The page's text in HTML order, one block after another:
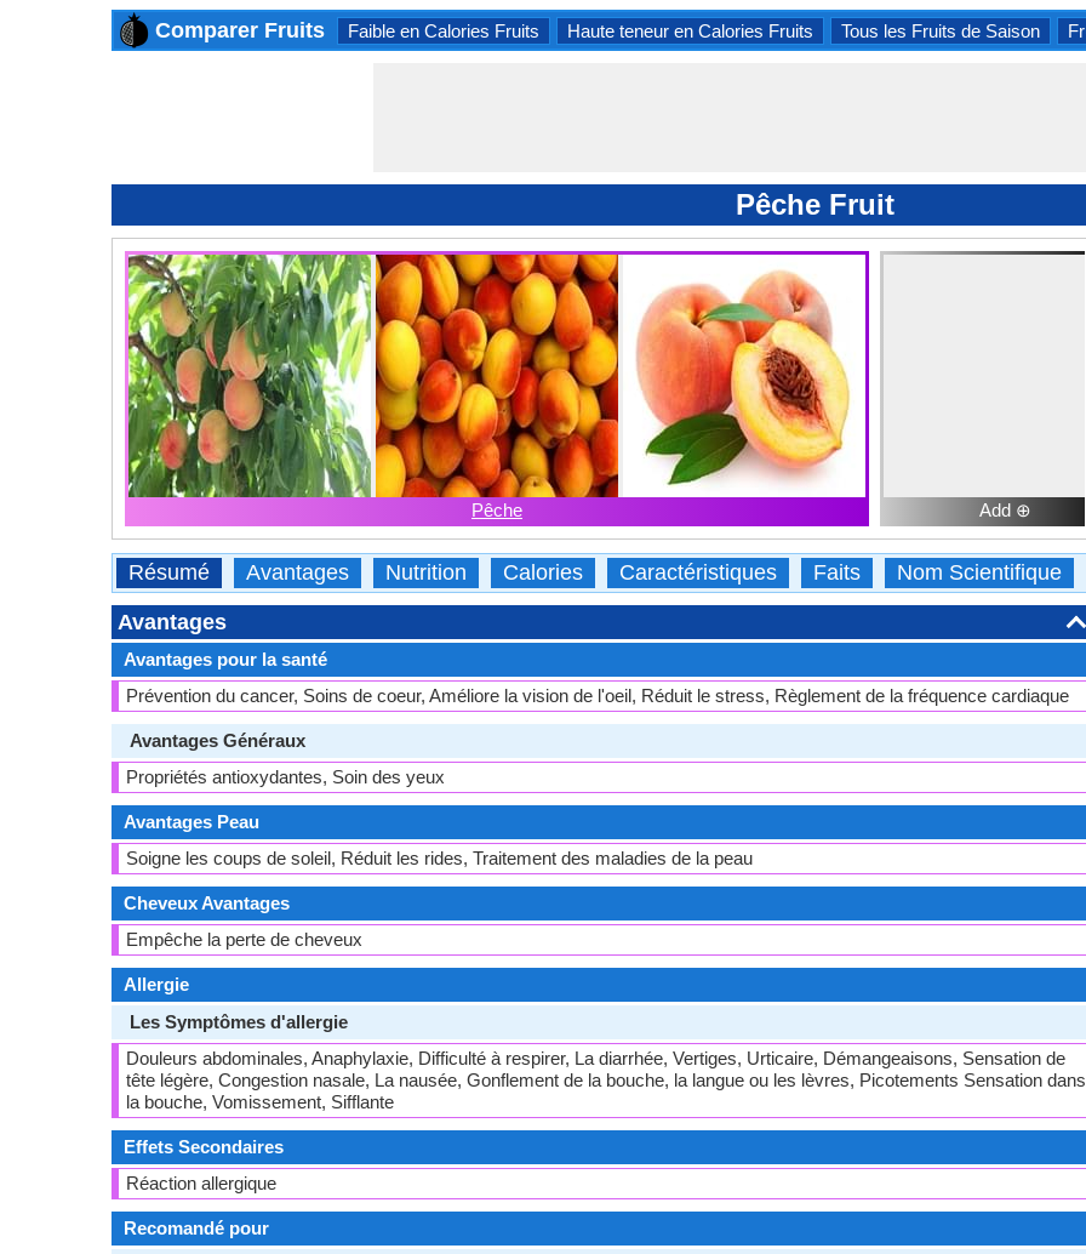
Comparer Fruits Faible en Calories Fruits Haute teneur en Calories Fruits Tous les Fruits de Saison
Pêche Fruit
Pêche Add ⊕
Résumé Avantages Nutrition Calories Caractéristiques Faits Nom Scientifique
Avantages
Avantages pour la santé
Prévention du cancer, Soins de coeur, Améliore la vision de l'oeil, Réduit le stress, Règlement de la fréquence cardiaque
Avantages Généraux
Propriétés antioxydantes, Soin des yeux
Avantages Peau
Soigne les coups de soleil, Réduit les rides, Traitement des maladies de la peau
Cheveux Avantages
Empêche la perte de cheveux
Allergie
Les Symptômes d'allergie
Douleurs abdominales, Anaphylaxie, Difficulté à respirer, La diarrhée, Vertiges, Urticaire, Démangeaisons, Sensation de
tête légère, Congestion nasale, La nausée, Gonflement de la bouche, la langue ou les lèvres, Picotements Sensation dans
la bouche, Vomissement, Sifflante
Effets Secondaires
Réaction allergique
Recomandé pour